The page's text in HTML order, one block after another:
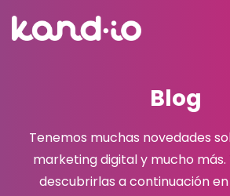
Blog
Tenemos muchas novedades
marketing digital y mucho más.
descubrirlas a continuación